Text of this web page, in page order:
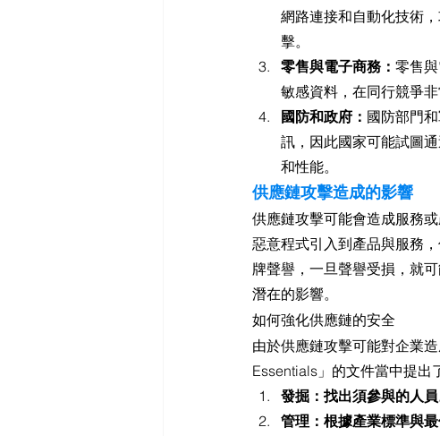
網路連接和自動化技術
擊。
零售與電子商務： 零售
敏感資料，在同行競爭
國防和政府： 國防部門
訊，因此國家可能試圖
和性能。
供應鏈攻擊造成的影響
供應鏈攻擊可能會造成服務
惡意程式引入到產品與服務
牌聲譽，一旦聲譽受損，就
潛在的影響。
如何強化供應鏈的安全
由於供應鏈攻擊可能對企業
Essentials」的文件當中提出
發掘：找出須參與的人員
管理：根據產業標準與